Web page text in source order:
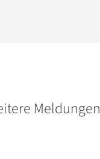
Meldungen